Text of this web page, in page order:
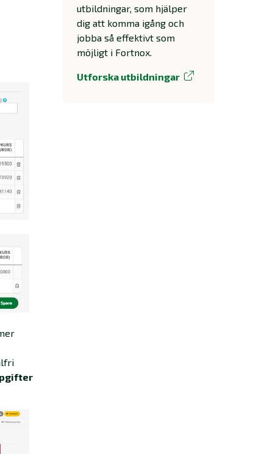
utbildningar, som hjälper
dig att komma igång och
jobba så effektivt som
möjligt i Fortnox.
Utforska utbildningar